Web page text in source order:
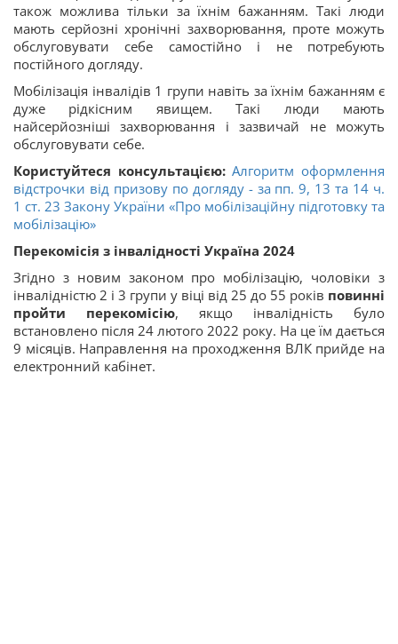
також можлива тільки за їхнім бажанням. Такі люди
мають серйозні хронічні захворювання, проте можуть
обслуговувати себе самостійно і не потребують
постійного догляду.
Мобілізація інвалідів 1 групи навіть за їхнім бажанням є
дуже рідкісним явищем. Такі люди мають
найсерйозніші захворювання і зазвичай не можуть
обслуговувати себе.
Користуйтеся консультацією:Алгоритм оформлення
відстрочки від призову по догляду - за пп. 9, 13 та 14 ч.
1 ст. 23 Закону України «Про мобілізаційну підготовку та
мобілізацію»
Перекомісія з інвалідності Україна 2024
Згідно з новим законом про мобілізацію, чоловіки з
інвалідністю 2 і 3 групи у віці від 25 до 55 років повинні
пройти перекомісію, якщо інвалідність було
встановлено після 24 лютого 2022 року. На це їм дається
9 місяців. Направлення на проходження ВЛК прийде на
електронний кабінет.